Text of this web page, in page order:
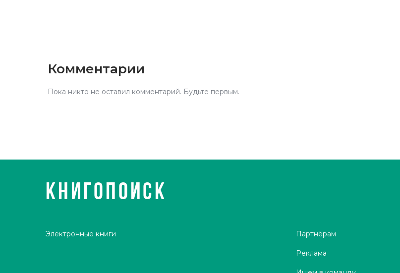
Комментарии
Пока никто не оставил комментарий. Будьте первым.
КНИГОПОИСК
Электронные книги Партнёрам
Реклама